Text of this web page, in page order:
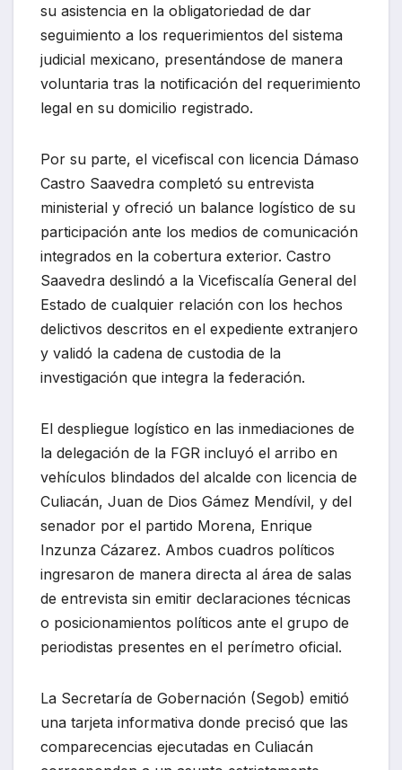
su asistencia en la obligatoriedad de dar
seguimiento a los requerimientos del sistema
judicial mexicano, presentándose de manera
voluntaria tras la notificación del requerimiento
legal en su domicilio registrado.
Por su parte, el vicefiscal con licencia Dámaso
Castro Saavedra completó su entrevista
ministerial y ofreció un balance logístico de su
participación ante los medios de comunicación
integrados en la cobertura exterior. Castro
Saavedra deslindó a la Vicefiscalía General del
Estado de cualquier relación con los hechos
delictivos descritos en el expediente extranjero
y validó la cadena de custodia de la
investigación que integra la federación.
El despliegue logístico en las inmediaciones de
la delegación de la FGR incluyó el arribo en
vehículos blindados del alcalde con licencia de
Culiacán, Juan de Dios Gámez Mendívil, y del
senador por el partido Morena, Enrique
Inzunza Cázarez. Ambos cuadros políticos
ingresaron de manera directa al área de salas
de entrevista sin emitir declaraciones técnicas
o posicionamientos políticos ante el grupo de
periodistas presentes en el perímetro oficial.
La Secretaría de Gobernación (Segob) emitió
una tarjeta informativa donde precisó que las
comparecencias ejecutadas en Culiacán